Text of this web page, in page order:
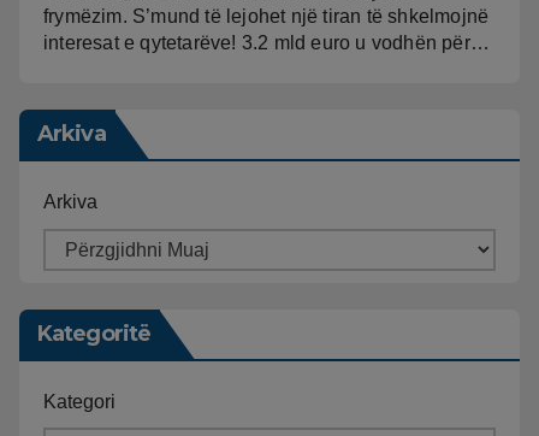
frymëzim. S’mund të lejohet një tiran të shkelmojnë
interesat e qytetarëve! 3.2 mld euro u vodhën për…
Arkiva
Arkiva
Kategoritë
Kategori